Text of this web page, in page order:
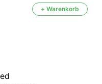
+ Warenkorb